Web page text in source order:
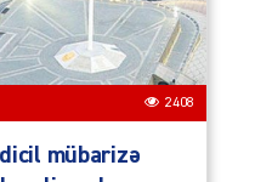
2408
mübarizə